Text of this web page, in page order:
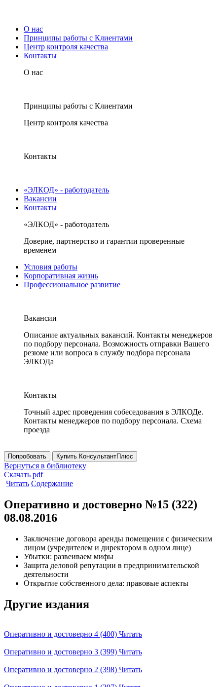
О нас
Принципы работы с Клиентами
Центр контроля качества
Контакты
О нас
Принципы работы с Клиентами
Центр контроля качества
Контакты
«ЭЛКОД» - работодатель
Вакансии
Контакты
«ЭЛКОД» - работодатель
Доверие, партнерство и гарантии проверенные
временем
Условия работы
Корпоративная жизнь
Профессиональное развитие
Вакансии
Описание актуальных вакансий. Контакты менеджеров
по подбору персонала. Возможность отправки Вашего
резюме или вопроса в службу подбора персонала
ЭЛКОДа
Контакты
Точный адрес проведения собеседования в ЭЛКОДе.
Контакты менеджеров по подбору персонала. Схема
проезда
Попробовать Купить КонсультантПлюс
Вернуться в библиотеку
Скачать pdf
Читать Содержание
Оперативно и достоверно №15 (322)
08.08.2016
Заключение договора аренды помещения с физическим
лицом (учредителем и директором в одном лице)
Убытки: развеиваем мифы
Защита деловой репутации в предпринимательской
деятельности
Открытие собственного дела: правовые аспекты
Другие издания
Оперативно и достоверно 4 (400) Читать
Оперативно и достоверно 3 (399) Читать
Оперативно и достоверно 2 (398) Читать